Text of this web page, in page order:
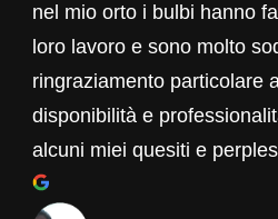
nel mio orto i bulbi hanno
loro lavoro e sono molto
ringraziamento particolare
disponibilità e
alcuni miei quesiti e